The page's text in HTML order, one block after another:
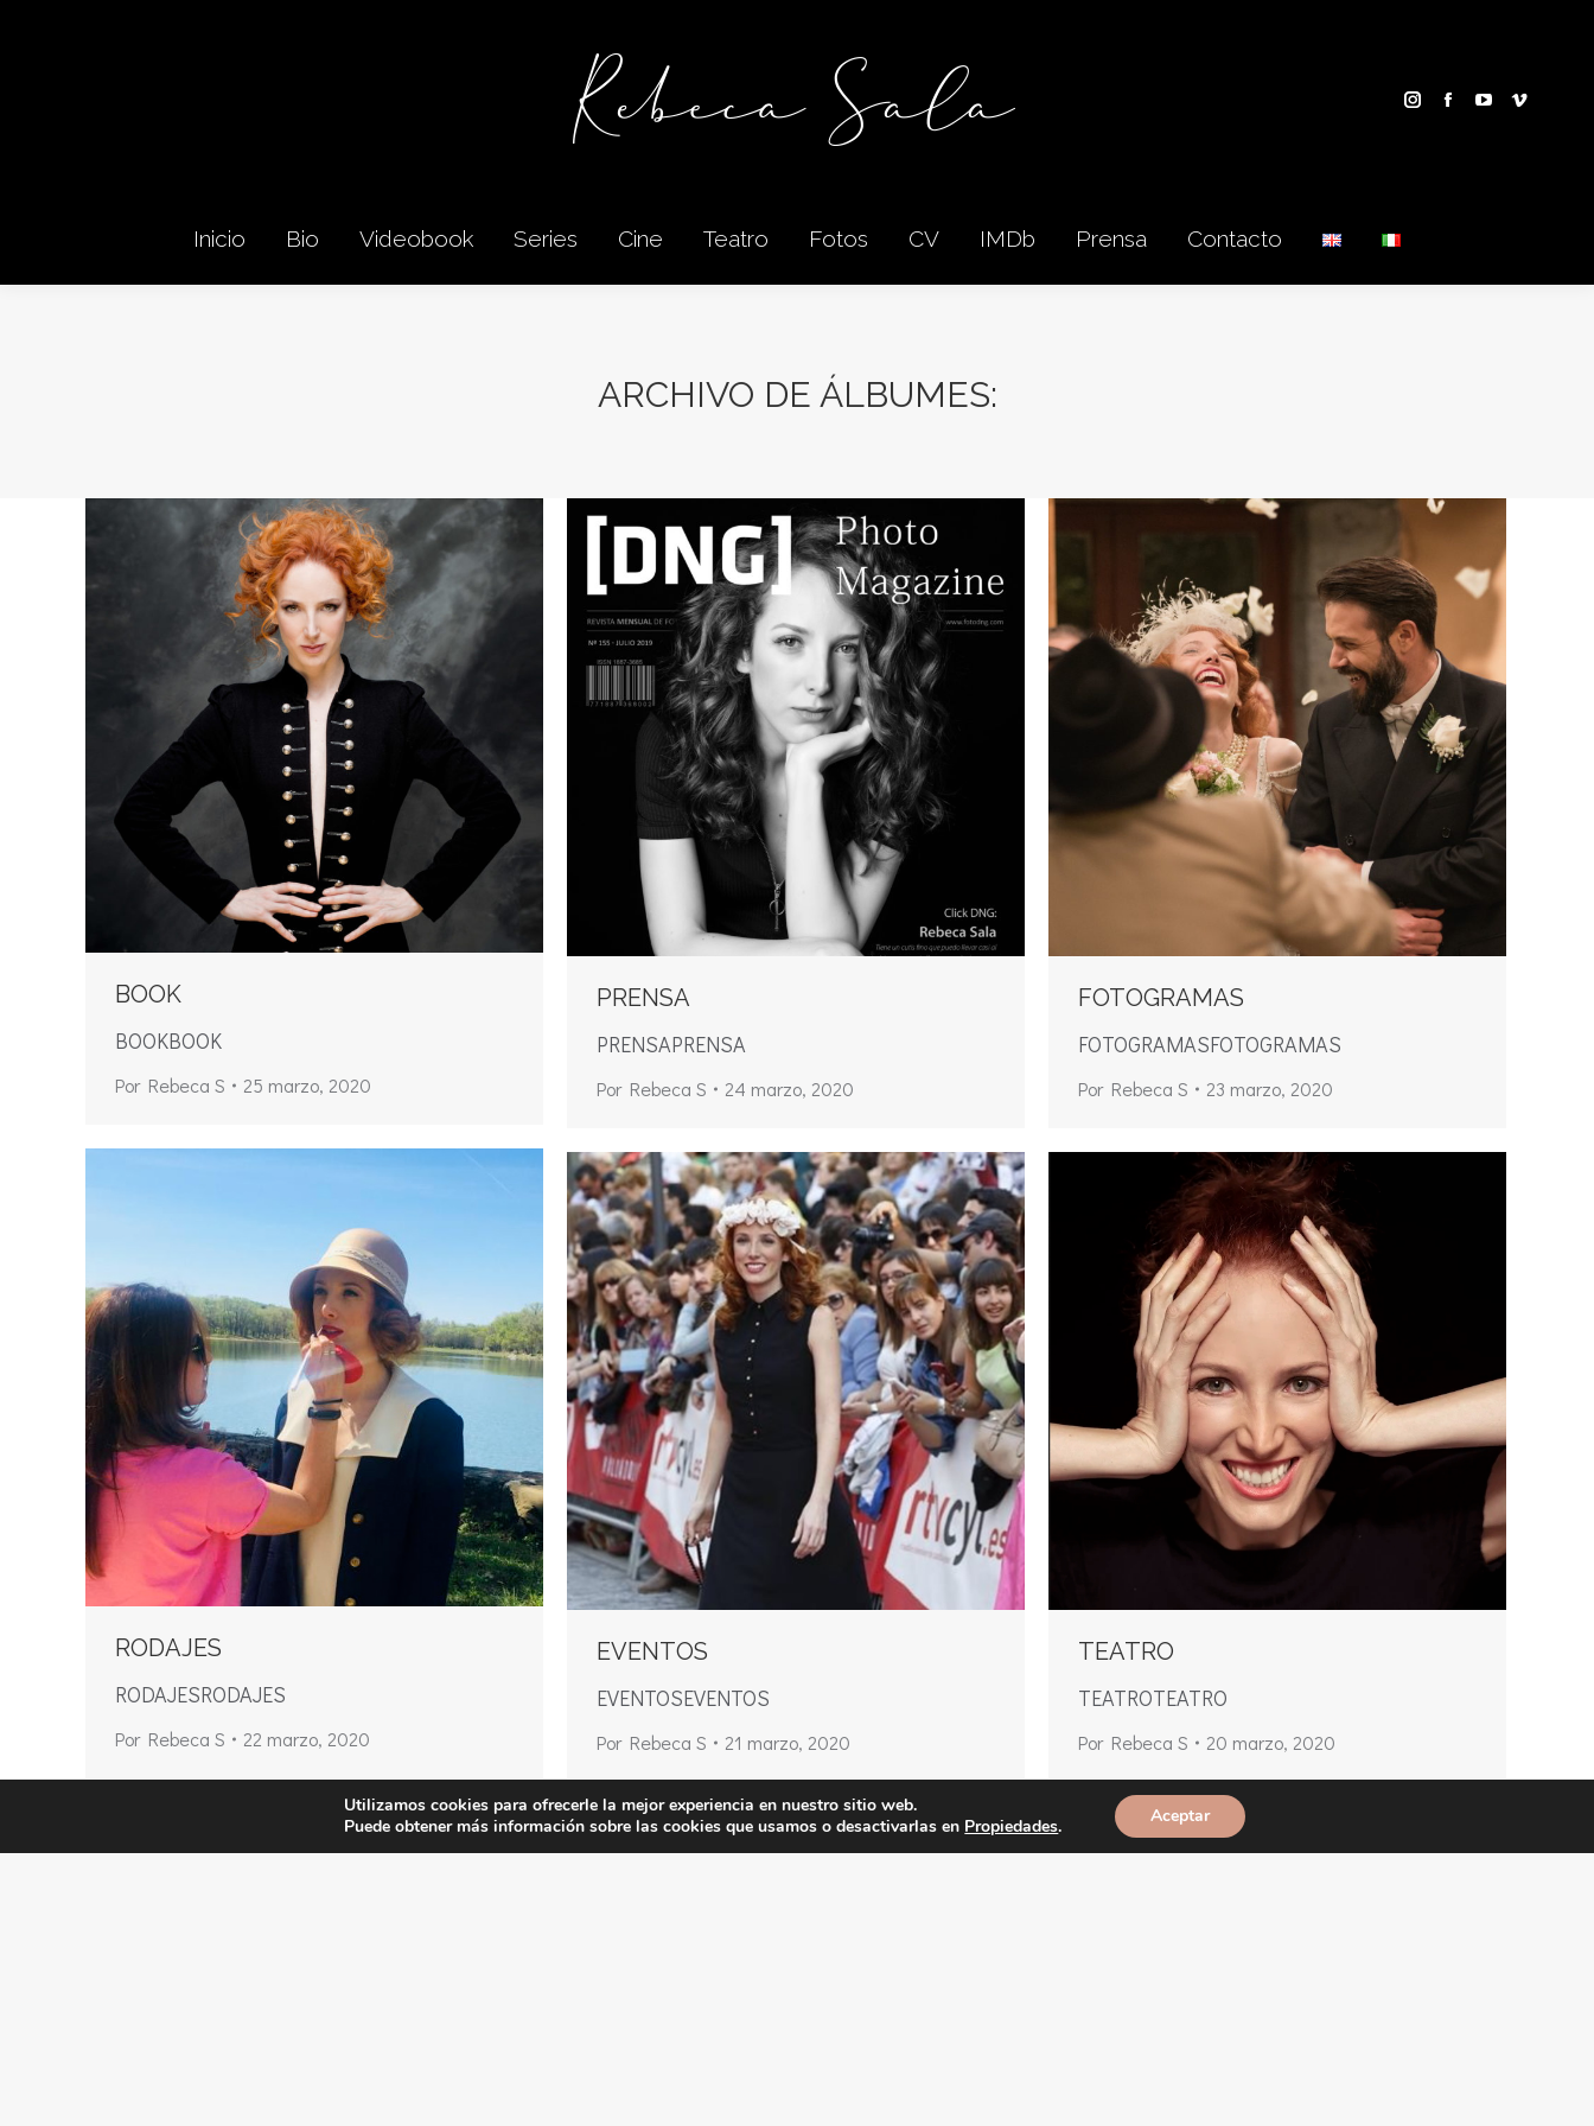
Inicio Bio Videobook Series Cine Teatro Fotos CV IMDb Prensa Contacto
ARCHIVO DE ÁLBUMES:
BOOK
BOOKBOOK
Por Rebeca S 25 marzo, 2020
PRENSA
PRENSAPRENSA
Por Rebeca S 24 marzo, 2020
FOTOGRAMAS
FOTOGRAMASFOTOGRAMAS
Por Rebeca S 23 marzo, 2020
RODAJES
RODAJESRODAJES
Por Rebeca S 22 marzo, 2020
EVENTOS
EVENTOSEVENTOS
Por Rebeca S 21 marzo, 2020
TEATRO
TEATROTEATRO
Por Rebeca S 20 marzo, 2020
Desarrollado por
Utilizamos cookies para ofrecerle la mejor experiencia en nuestro sitio web.
Puede obtener más información sobre las cookies que usamos o desactivarlas en Propiedades. Aceptar